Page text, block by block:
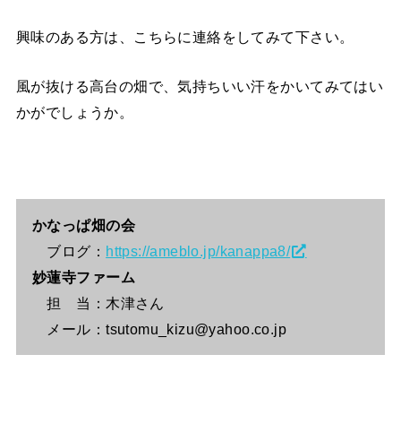
興味のある方は、こちらに連絡をしてみて下さい。
風が抜ける高台の畑で、気持ちいい汗をかいてみてはい
かがでしょうか。
かなっぱ畑の会
ブログ： https://ameblo.jp/kanappa8/
妙蓮寺ファーム
担 当：木津さん
メール：tsutomu_kizu@yahoo.co.jp